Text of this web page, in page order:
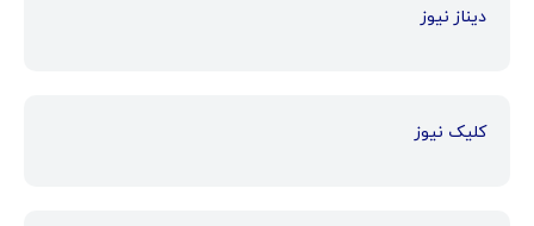
دیناز نیوز
کلیک نیوز